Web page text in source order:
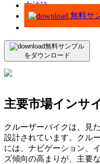
方法論
無料サ
無料サンプル
をダウンロード
主要市場インサ
クルーザーバイクは、見
設計されています。クル
には、ナビゲーション、
ズ傾向の高まりが、主要